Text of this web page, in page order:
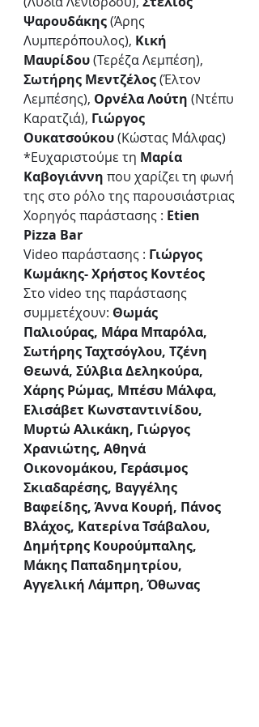
Ψαρουδάκης (Άρης
Λυμπερόπουλος), Κική
Μαυρίδου (Τερέζα Λεμπέση),
Σωτήρης Μεντζέλος (Έλτον
Λεμπέσης), Ορνέλα Λούτη (Ντέπυ
Καρατζιά), Γιώργος
Ουκατσούκου (Κώστας Μάλφας)
*Ευχαριστούμε τη Μαρία
Καβογιάννη που χαρίζει τη φωνή
της στο ρόλο της παρουσιάστριας
Χορηγός παράστασης : Etien
Pizza Bar
Video παράστασης : Γιώργος
Κωμάκης- Χρήστος Κοντέος
Στο video της παράστασης
συμμετέχουν: Θωμάς
Παλιούρας, Μάρα Μπαρόλα,
Σωτήρης Ταχτσόγλου, Τζένη
Θεωνά, Σύλβια Δεληκούρα,
Χάρης Ρώμας, Μπέσυ Μάλφα,
Ελισάβετ Κωνσταντινίδου,
Μυρτώ Αλικάκη, Γιώργος
Χρανιώτης, Αθηνά
Οικονομάκου, Γεράσιμος
Σκιαδαρέσης, Βαγγέλης
Βαφείδης, Άννα Κουρή, Πάνος
Βλάχος, Κατερίνα Τσάβαλου,
Δημήτρης Κουρούμπαλης,
Μάκης Παπαδημητρίου,
Αγγελική Λάμπρη, Όθωνας